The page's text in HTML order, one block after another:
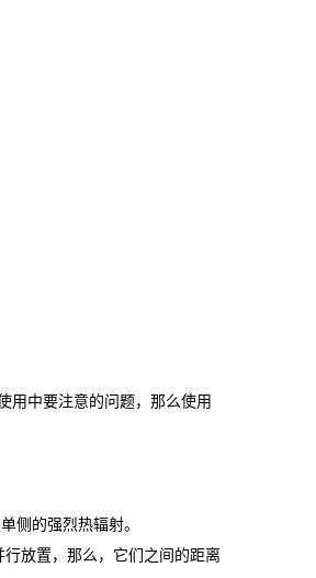
用中要注意的问题，那么使用
侧的强烈热辐射。
行放置，那么，它们之间的距离